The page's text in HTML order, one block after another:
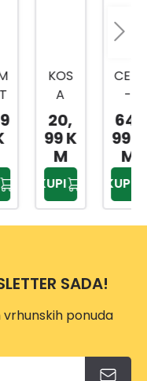
KOS
80C
20,
99 K
CELL
FAST
SJEKI
U600
ERG
O
64,
99 K
KUPI
SADA!
vrhunskih ponuda